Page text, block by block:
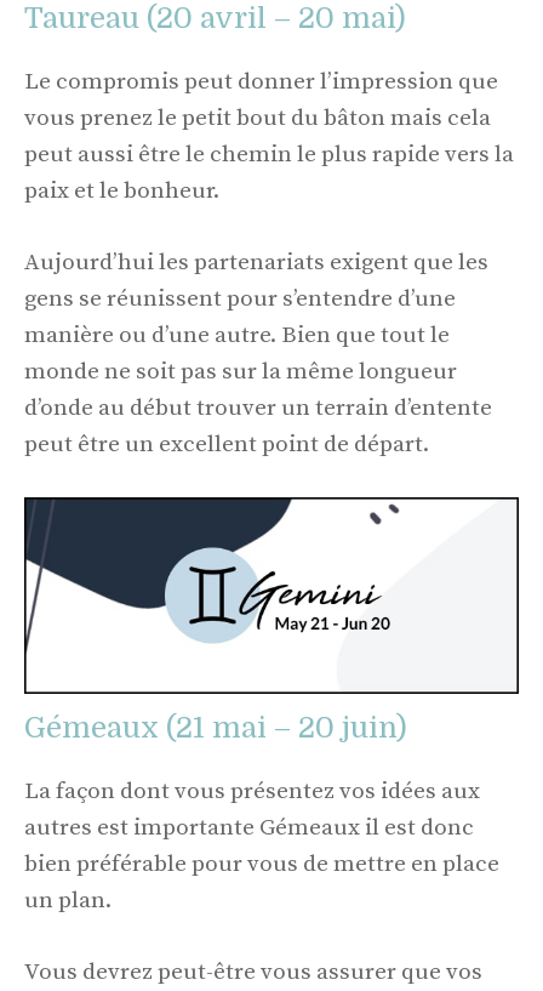
Taureau (20 avril – 20 mai)
Le compromis peut donner l’impression que
vous prenez le petit bout du bâton mais cela
peut aussi être le chemin le plus rapide vers la
paix et le bonheur.
Aujourd’hui les partenariats exigent que les
gens se réunissent pour s’entendre d’une
manière ou d’une autre. Bien que tout le
monde ne soit pas sur la même longueur
d’onde au début trouver un terrain d’entente
peut être un excellent point de départ.
Gémeaux (21 mai – 20 juin)
La façon dont vous présentez vos idées aux
autres est importante Gémeaux il est donc
bien préférable pour vous de mettre en place
un plan.
Vous devrez peut-être vous assurer que vos